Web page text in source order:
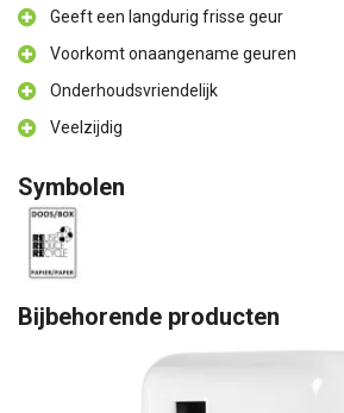
Geeft een langdurig frisse geur
Voorkomt onaangename geuren
Onderhoudsvriendelijk
Veelzijdig
Symbolen
Bijbehorende producten